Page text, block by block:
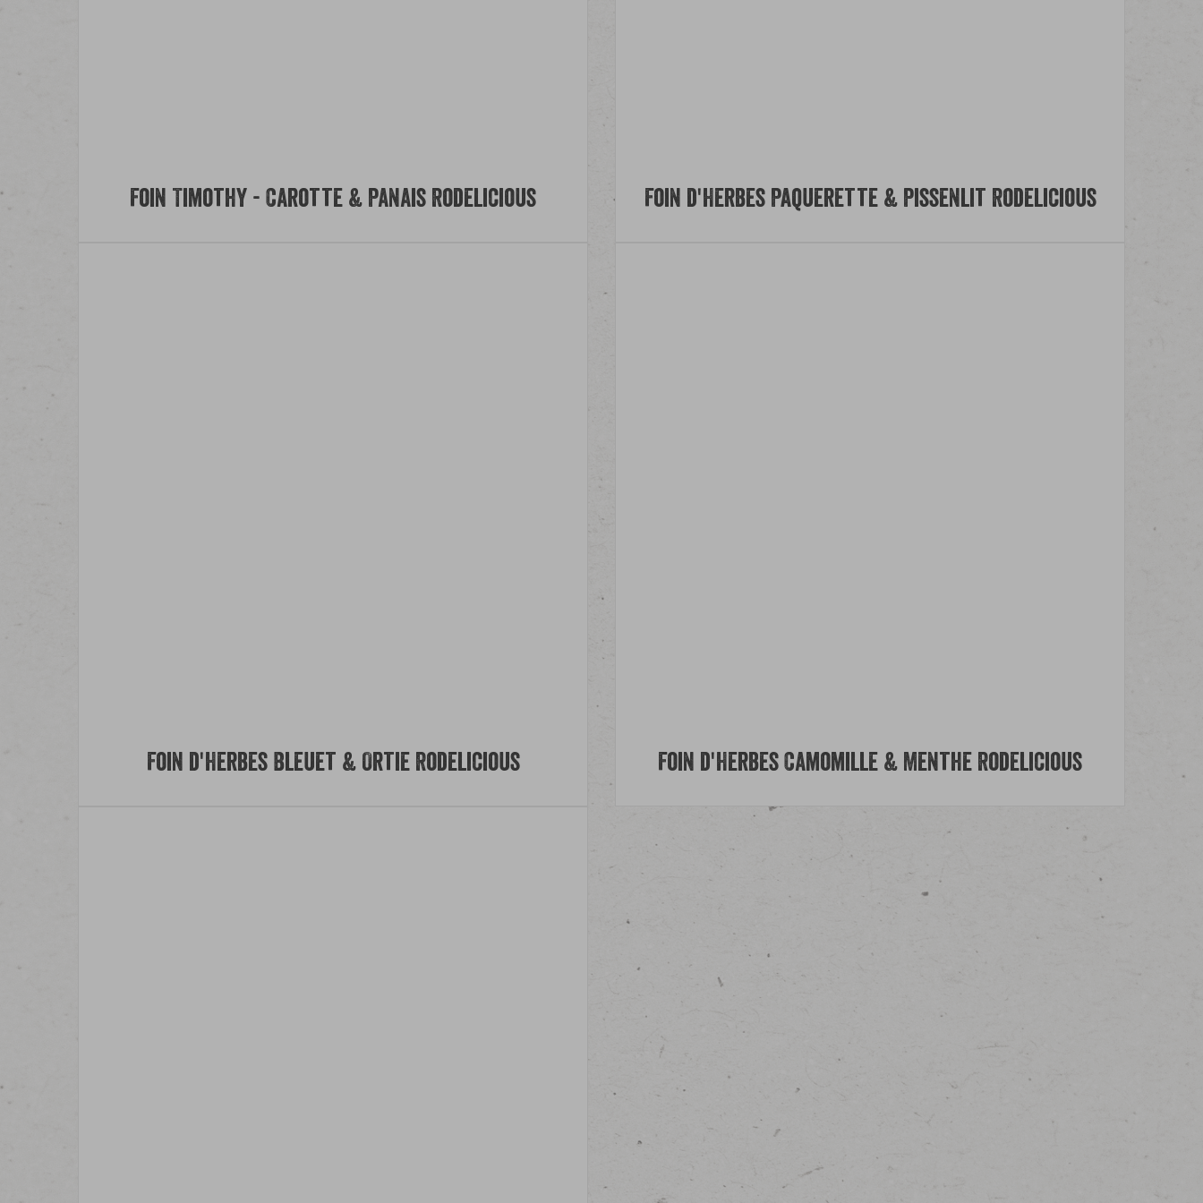
Foin Timothy - Carotte & Panais Rodelicious Foin d'Herbes Pâquerette & Pissenlit Rodelicious
Foin d'Herbes Bleuet & Ortie Rodelicious Foin d'Herbes Camomille & Menthe Rodelicious